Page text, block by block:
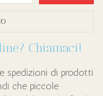
Chiamaci!
spedizioni di prodotti
che piccole